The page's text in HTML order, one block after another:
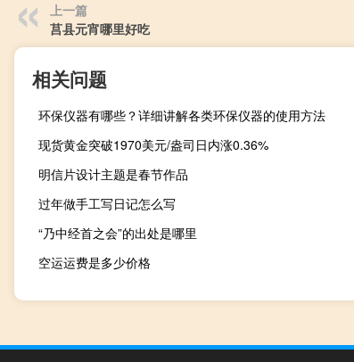
上一篇
莒县元宵哪里好吃
相关问题
环保仪器有哪些？详细讲解各类环保仪器的使用方法
现货黄金突破1970美元/盎司日内涨0.36%
明信片设计主题是春节作品
过年做手工写日记怎么写
“乃中经首之会”的出处是哪里
空运运费是多少价格